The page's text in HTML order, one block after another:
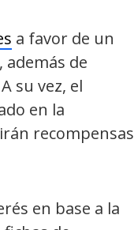
a favor de un
de
su vez, el
en la
recompensas
en base a la